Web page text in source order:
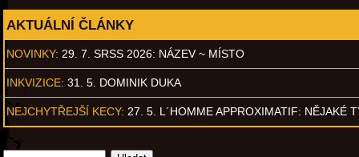
AKTUÁLNÍ ČLÁNKY
NOVINKY: 29. 7. SRSS 2026: NÁZEV ~ MÍSTO
INKVIZICE: 31. 5. DOMINIK DUKA
NEJCHYTŘEJŠÍ KECY: 27. 5. L´HOMME APPROXIMATIF: NĚJAKÉ